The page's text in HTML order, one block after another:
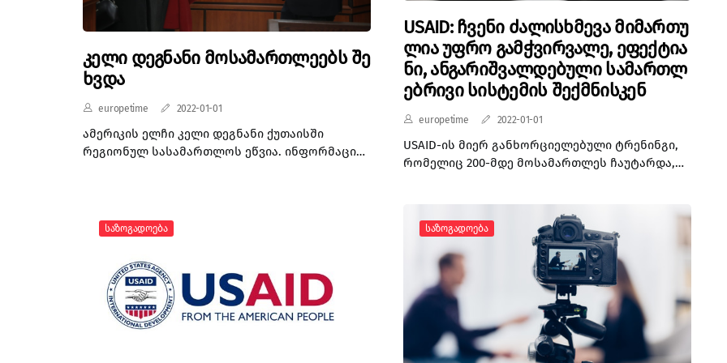
კელი დეგნანი მოსამართლეებს შე
ხვდა
europetime 2022-01-01
ამერიკის ელჩი კელი დეგნანი ქუთაისში
რეგიონულ სასამართლოს ეწვია. ინფორმაციას
მოსამართლეებმა და სხვა თანამშრომლებმა
რეგიონული შესაძლებლობები და გამოწვევები
განიხილეს. მხარეებმა ასევე ისაუბრეს
საქართველოს დემოკრატიული
განვითარებისთვის ქვეყნის მასშტაბით
ეფექტიანი სასამართლოს მნიშვნელობაზე.
„ჩვენი ახალი კანონის უზენაესობის
USAID: ჩვენი ძალისხმევა მიმართუ
ლია უფრო გამჭვირვალე, ეფექტია
ნი, ანგარიშვალდებული სამართლ
ებრივი სისტემის შექმნისკენ
europetime 2022-01-01
USAID-ის მიერ განხორციელებული ტრენინგი,
რომელიც 200-მდე მოსამართლეს ჩაუტარდა,
საკითხებს, ასევე სოციალური მუშაობისა და
ფსიქოლოგიის შესაბამის ასპექტებს. „ჩვენი
ძალისხმევა საქართველოში კანონის
უზენაესობის განმტკიცებისთვის მიმართულია
უფრო გამჭვირვალე, ეფექტიანი,
ანგარიშვალდებული და საქართველოს ყველა
მოქალაქისთვის ხელმისაწვდომი
სამართლებრივი სისტემის შექმნისკენ“, -
აღნიშნულია USAID-ის მიერ გავრცელებულ
Საზოგადოება Საზოგადოება